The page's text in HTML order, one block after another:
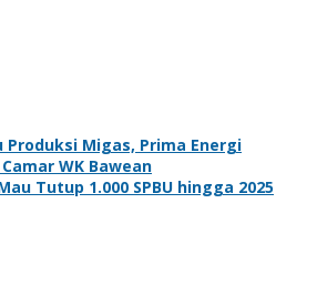
Produksi Migas, Prima Energi
WK Bawean
Tutup 1.000 SPBU hingga 2025